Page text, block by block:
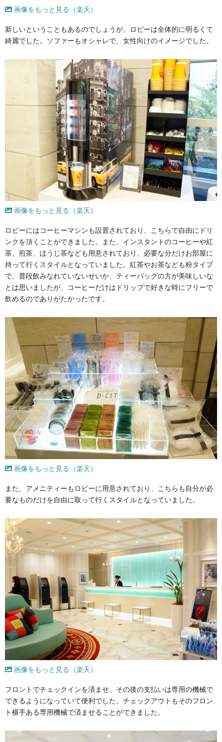
画像をもっと見る（楽天）
新しいということもあるのでしょうが、ロビーは全体的に明るくて
綺麗でした。ソファーもオシャレで、女性向けのイメージでした。
画像をもっと見る（楽天）
ロビーにはコーヒーマシンも設置されており、こちらで自由にドリ
ンクを頂くことができました。また、インスタントのコーヒーや紅
茶、煎茶、ほうじ茶なども用意されており、必要な分だけお部屋に
持って行くスタイルとなっていました。紅茶やお茶なども粉タイプ
で、普段飲みなれていないせいか、ティーバッグの方が美味しいな
とは思いましたが、コーヒーだけはドリップで好きな時にフリーで
飲めるのでありがたかったです。
画像をもっと見る（楽天）
また、アメニティーもロビーに用意されており、こちらも自分が必
要なものだけを自由に取って行くスタイルとなっていました。
画像をもっと見る（楽天）
フロントでチェックインを済ませ、その後の支払いは専用の機械で
できるようになっていて便利でした。チェックアウトもそのフロン
ト横手ある専用機械で済ませることができました。